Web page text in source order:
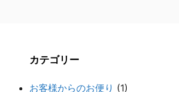
カテゴリー
お客様からのお便り (1)